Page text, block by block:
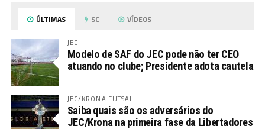
ÚLTIMAS SC VÍDEOS
JEC
Modelo de SAF do JEC pode não ter CEO
atuando no clube; Presidente adota cautela
JEC/KRONA FUTSAL
Saiba quais são os adversários do
JEC/Krona na primeira fase da Libertadores